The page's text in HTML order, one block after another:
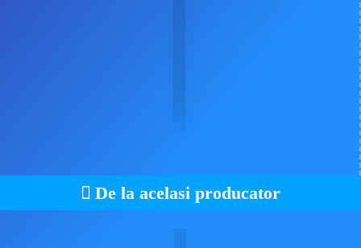
De la acelasi producator